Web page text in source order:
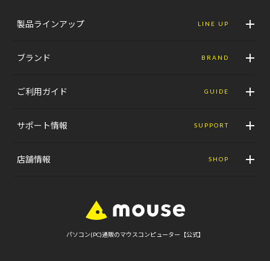
製品ラインアップ LINE UP
ブランド BRAND
ご利用ガイド GUIDE
サポート情報 SUPPORT
店舗情報 SHOP
パソコン(PC)通販のマウスコンピューター【公式】